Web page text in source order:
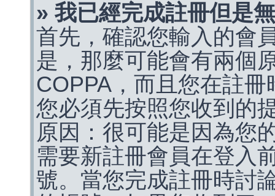
» 我已經完成註冊但是
首先，確認您輸入的會
是，那麼可能會有兩個
COPPA，而且您在註
您必須先按照您收到的
原因：很可能是因為您
需要新註冊會員在登入
號。當您完成註冊時討